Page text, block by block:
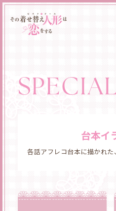
SPECIAL
台本イ
各話アフレコ台本に描かれた